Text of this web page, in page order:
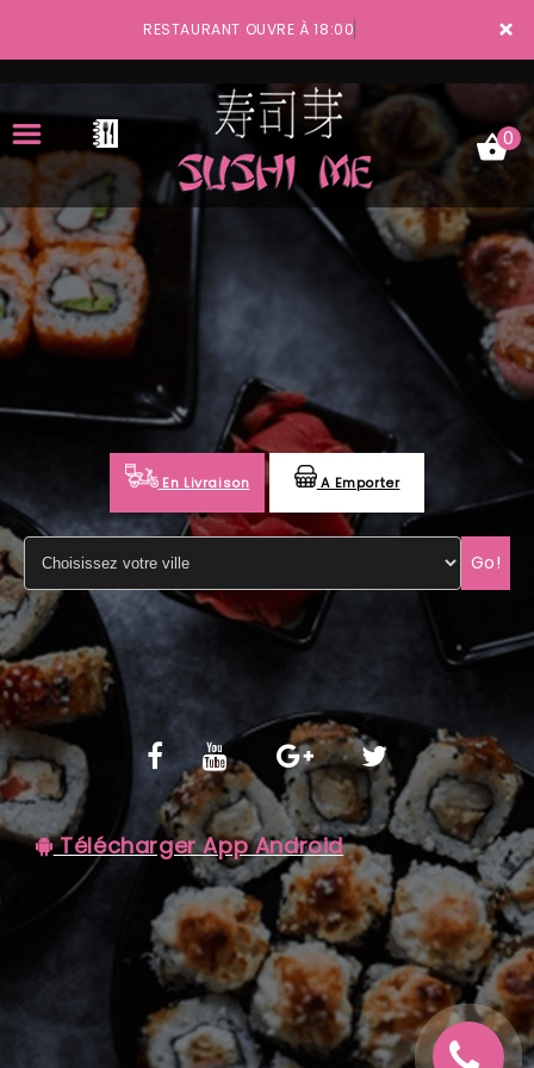
×
RESTAURANT OUVRE À 18:00
ACCUEIL
LA CARTE
VOTRE COMPTE
NOTRE RESTAURANT
MENTIONS LÉGALES
C.G.V
0
En Livraison A Emporter
Go!
Télécharger App Android